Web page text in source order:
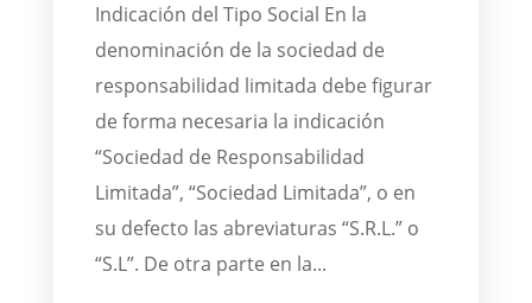
Indicación del Tipo Social En la
denominación de la sociedad de
responsabilidad limitada debe figurar
de forma necesaria la indicación
“Sociedad de Responsabilidad
Limitada”, “Sociedad Limitada”, o en
su defecto las abreviaturas “S.R.L.” o
“S.L”. De otra parte en la...